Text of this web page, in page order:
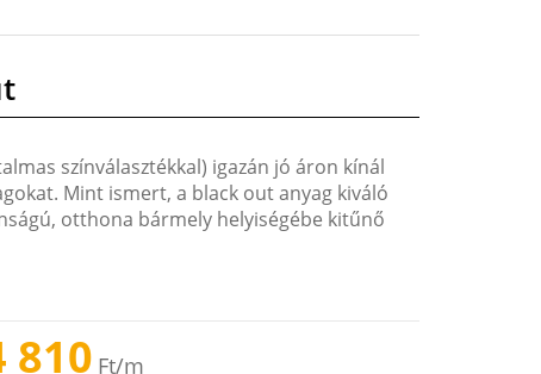
színválasztékkal) igazán jó áron kínál
Mint ismert, a black out anyag kiváló
otthona bármely helyiségébe kitűnő
810 Ft/m